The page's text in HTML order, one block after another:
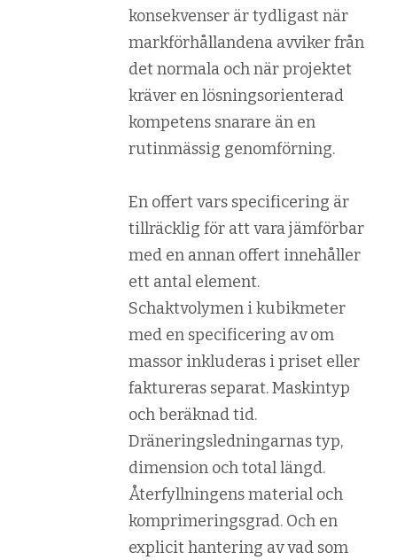
konsekvenser är tydligast när
markförhållandena avviker från
det normala och när projektet
kräver en lösningsorienterad
kompetens snarare än en
rutinmässig genomförning.
En offert vars specificering är
tillräcklig för att vara jämförbar
med en annan offert innehåller
ett antal element.
Schaktvolymen i kubikmeter
med en specificering av om
massor inkluderas i priset eller
faktureras separat. Maskintyp
och beräknad tid.
Dräneringsledningarnas typ,
dimension och total längd.
Återfyllningens material och
komprimeringsgrad. Och en
explicit hantering av vad som